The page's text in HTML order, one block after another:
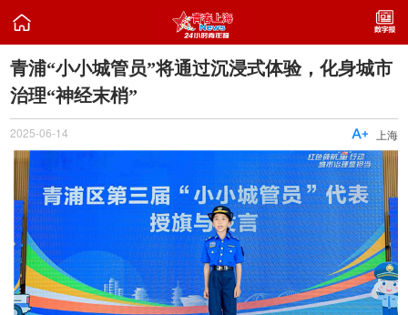

青浦“小小城管员”将通过沉浸式体验，化身城市
治理“神经末梢”
2025-06-14 上海
